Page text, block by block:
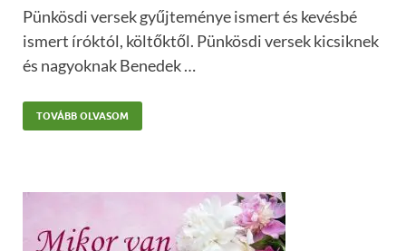
Pünkösdi versek gyűjteménye ismert és kevésbé
ismert íróktól, költőktől. Pünkösdi versek kicsiknek
és nagyoknak Benedek …
TOVÁBB OLVASOM